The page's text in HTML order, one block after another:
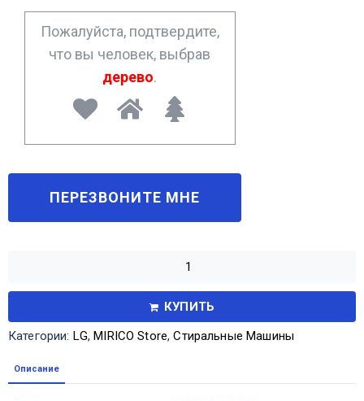
*
Пожалуйста, подтвердите,
что вы человек, выбрав
дерево.
КУПИТЬ
Категории: LG,MIRICO Store,Стиральные Машины
Описание